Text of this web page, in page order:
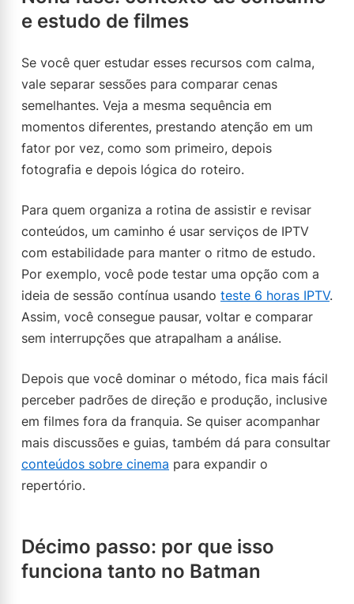
e estudo de filmes
Se você quer estudar esses recursos com calma,
vale separar sessões para comparar cenas
semelhantes. Veja a mesma sequência em
momentos diferentes, prestando atenção em um
fator por vez, como som primeiro, depois
fotografia e depois lógica do roteiro.
Para quem organiza a rotina de assistir e revisar
conteúdos, um caminho é usar serviços de IPTV
com estabilidade para manter o ritmo de estudo.
Por exemplo, você pode testar uma opção com a
ideia de sessão contínua usando teste 6 horas IPTV.
Assim, você consegue pausar, voltar e comparar
sem interrupções que atrapalham a análise.
Depois que você dominar o método, fica mais fácil
perceber padrões de direção e produção, inclusive
em filmes fora da franquia. Se quiser acompanhar
mais discussões e guias, também dá para consultar
conteúdos sobre cinema para expandir o
repertório.
Décimo passo: por que isso
funciona tanto no Batman